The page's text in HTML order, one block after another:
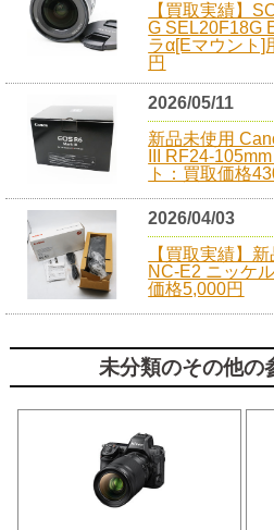
【買取実績】
G SEL20F18G
ラα[Eマウント]
円
2026/05/11
新品未使用
III RF24-
ト：買取価格
2026/04/03
【買取実績】
NC-E2 ニッケ
価格5,000円
未分類のその他の